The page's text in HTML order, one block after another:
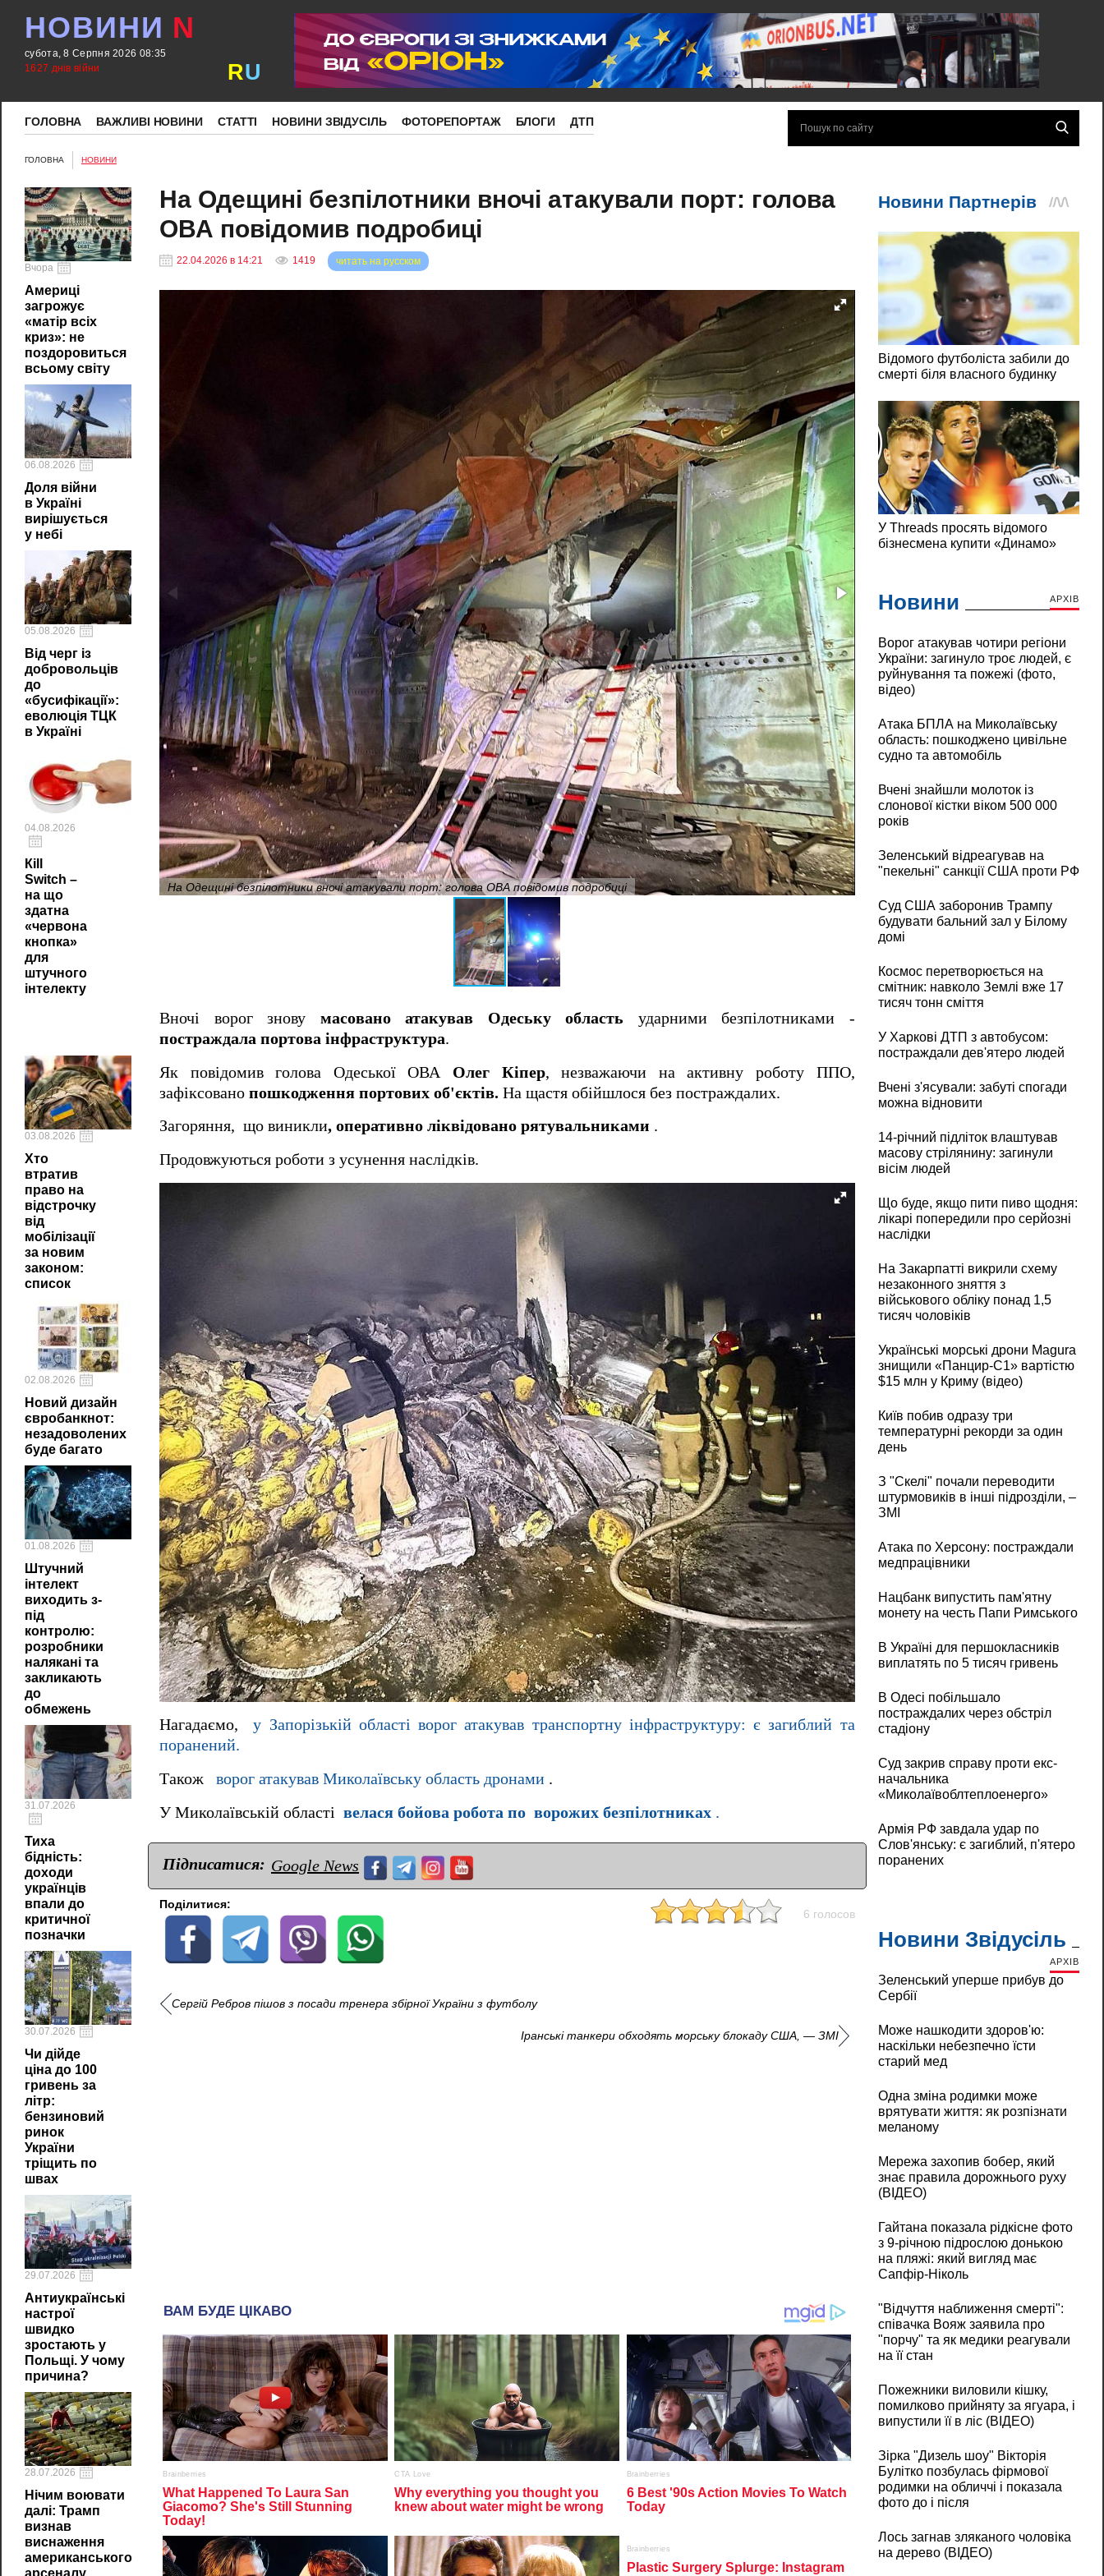
НОВИНИ N
субота, 8 Серпня 2026 08:35
1627 днів війни
RU
ГОЛОВНА ВАЖЛИВІ НОВИНИ СТАТТІ НОВИНИ ЗВІДУСІЛЬ ФОТОРЕПОРТАЖ БЛОГИ ДТП
ГОЛОВНА НОВИНИ
Вчора
Америці
загрожує
«матір всіх
криз»: не
поздоровиться
всьому світу
06.08.2026
Доля війни
в Україні
вирішується
у небі
05.08.2026
Від черг із
добровольців
до
«бусифікації»:
еволюція ТЦК
в Україні
04.08.2026
Кill
Switch –
на що
здатна
«червона
кнопка»
для
штучного
інтелекту
03.08.2026
Хто
втратив
право на
відстрочку
від
мобілізації
за новим
законом:
список
02.08.2026
Новий дизайн
євробанкнот:
незадоволених
буде багато
01.08.2026
Штучний
інтелект
виходить з-
під
контролю:
розробники
налякані та
закликають
до
обмежень
31.07.2026
Тиха
бідність:
доходи
українців
впали до
критичної
позначки
30.07.2026
Чи дійде
ціна до 100
гривень за
літр:
бензиновий
ринок
України
тріщить по
швах
29.07.2026
Антиукраїнські
настрої
швидко
зростають у
Польщі. У чому
причина?
28.07.2026
Нічим воювати
далі: Трамп
визнав
виснаження
американського
арсеналу
На Одещині безпілотники вночі атакували порт: голова
ОВА повідомив подробиці
22.04.2026 в 14:21 1419 читать на русском
На Одещині безпілотники вночі атакували порт: голова ОВА повідомив подробиці
Вночі ворог знову масовано атакував Одеську область ударними безпілотниками -
постраждала портова інфраструктура.
Як повідомив голова Одеської ОВА Олег Кіпер, незважаючи на активну роботу ППО,
зафіксовано пошкодження портових об'єктів. На щастя обійшлося без постраждалих.
Загоряння, що виникли, оперативно ліквідовано рятувальниками .
Продовжуються роботи з усунення наслідків.
Нагадаємо,
у Запорізькій області ворог атакував транспортну інфраструктуру: є загиблий та
поранений.
Також ворог атакував Миколаївську область дронами .
У Миколаївській області велася бойова робота по ворожих безпілотниках .
Підписатися: Google News
Поділитися:
6 голосов
Сергій Ребров пішов з посади тренера збірної України з футболу
Іранські танкери обходять морську блокаду США, — ЗМІ
Новини АРХІВ
Ворог атакував чотири регіони
України: загинуло троє людей, є
руйнування та пожежі (фото,
відео)
Атака БПЛА на Миколаївську
область: пошкоджено цивільне
судно та автомобіль
Вчені знайшли молоток із
слонової кістки віком 500 000
років
Зеленський відреагував на
"пекельні" санкції США проти РФ
Суд США заборонив Трампу
будувати бальний зал у Білому
домі
Космос перетворюється на
смітник: навколо Землі вже 17
тисяч тонн сміття
У Харкові ДТП з автобусом:
постраждали дев'ятеро людей
Вчені з'ясували: забуті спогади
можна відновити
14-річний підліток влаштував
масову стрілянину: загинули
вісім людей
Що буде, якщо пити пиво щодня:
лікарі попередили про серйозні
наслідки
На Закарпатті викрили схему
незаконного зняття з
військового обліку понад 1,5
тисяч чоловіків
Українські морські дрони Magura
знищили «Панцир-С1» вартістю
$15 млн у Криму (відео)
Київ побив одразу три
температурні рекорди за один
день
З "Скелі" почали переводити
штурмовиків в інші підрозділи, –
ЗМІ
Атака по Херсону: постраждали
медпрацівники
Нацбанк випустить пам'ятну
монету на честь Папи Римського
В Україні для першокласників
виплатять по 5 тисяч гривень
В Одесі побільшало
постраждалих через обстріл
стадіону
Суд закрив справу проти екс-
начальника
«Миколаївоблтеплоенерго»
Армія РФ завдала удар по
Слов'янську: є загиблий, п'ятеро
поранених
Новини Звідусіль
АРХІВ
Зеленський уперше прибув до
Сербії
Може нашкодити здоров'ю:
наскільки небезпечно їсти
старий мед
Одна зміна родимки може
врятувати життя: як розпізнати
меланому
Мережа захопив бобер, який
знає правила дорожнього руху
(ВІДЕО)
Гайтана показала рідкісне фото
з 9-річною підрослою донькою
на пляжі: який вигляд має
Сапфір-Ніколь
"Відчуття наближення смерті":
співачка Вояж заявила про
"порчу" та як медики реагували
на її стан
Пожежники виловили кішку,
помилково прийняту за ягуара, і
випустили її в ліс (ВІДЕО)
Зірка "Дизель шоу" Вікторія
Булітко позбулась фірмової
родимки на обличчі і показала
фото до і після
Лось загнав зляканого чоловіка
на дерево (ВІДЕО)